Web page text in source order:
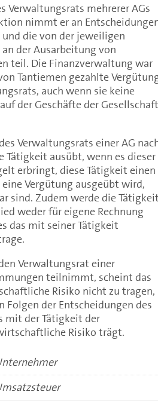
Verwaltungsrats mehrerer AGs
nimmt er an
die von der jeweiligen
der Ausarbeitung von
teil. Die Finanzverwaltung war
Tantiemen gezahlte
auch wenn sie keine
der Geschäfte der Gesellschaft
Verwaltungsrats einer AG
ausübt, wenn es dieser
erbringt, diese Tätigkeit einen
Vergütung ausgeübt wird,
sind. Zudem werde die Tätigkeit
weder für eigene Rechnung
das mit seiner Tätigkeit
Verwaltungsrat einer
teilnimmt, scheint das
Risiko nicht zu tragen,
der Entscheidungen des
mit der Tätigkeit der
Risiko trägt.